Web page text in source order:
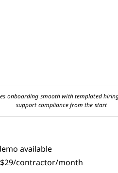
tracks compliance across 160+
onboarding smooth with templated
support compliance from the start
available
contractor/month